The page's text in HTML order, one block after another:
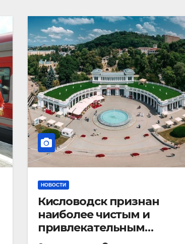
НОВОСТИ
Кисловодск признан
наиболее чистым и
привлекательным
курортным городом в